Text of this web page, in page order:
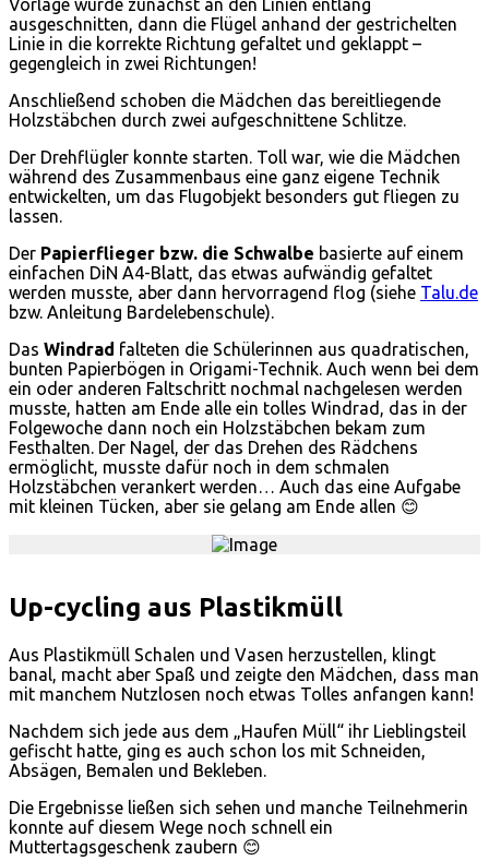
Vorlage wurde zunächst an den Linien entlang
ausgeschnitten, dann die Flügel anhand der gestrichelten
Linie in die korrekte Richtung gefaltet und geklappt –
gegengleich in zwei Richtungen!
Anschließend schoben die Mädchen das bereitliegende
Holzstäbchen durch zwei aufgeschnittene Schlitze.
Der Drehflügler konnte starten. Toll war, wie die Mädchen
während des Zusammenbaus eine ganz eigene Technik
entwickelten, um das Flugobjekt besonders gut fliegen zu
lassen.
Der Papierflieger bzw. die Schwalbe basierte auf einem
einfachen DiN A4-Blatt, das etwas aufwändig gefaltet
werden musste, aber dann hervorragend flog (siehe Talu.de
bzw. Anleitung Bardelebenschule).
Das Windrad falteten die Schülerinnen aus quadratischen,
bunten Papierbögen in Origami-Technik. Auch wenn bei dem
ein oder anderen Faltschritt nochmal nachgelesen werden
musste, hatten am Ende alle ein tolles Windrad, das in der
Folgewoche dann noch ein Holzstäbchen bekam zum
Festhalten. Der Nagel, der das Drehen des Rädchens
ermöglicht, musste dafür noch in dem schmalen
Holzstäbchen verankert werden… Auch das eine Aufgabe
mit kleinen Tücken, aber sie gelang am Ende allen 😊
Up-cycling aus Plastikmüll
Aus Plastikmüll Schalen und Vasen herzustellen, klingt
banal, macht aber Spaß und zeigte den Mädchen, dass man
mit manchem Nutzlosen noch etwas Tolles anfangen kann!
Nachdem sich jede aus dem „Haufen Müll“ ihr Lieblingsteil
gefischt hatte, ging es auch schon los mit Schneiden,
Absägen, Bemalen und Bekleben.
Die Ergebnisse ließen sich sehen und manche Teilnehmerin
konnte auf diesem Wege noch schnell ein
Muttertagsgeschenk zaubern 😊